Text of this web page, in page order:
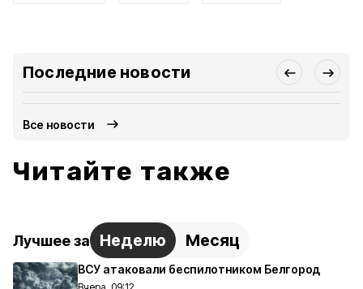
Последние новости
Все новости
Читайте также
Лучшее за Неделю Месяц
ВСУ атаковали беспилотником Белгород